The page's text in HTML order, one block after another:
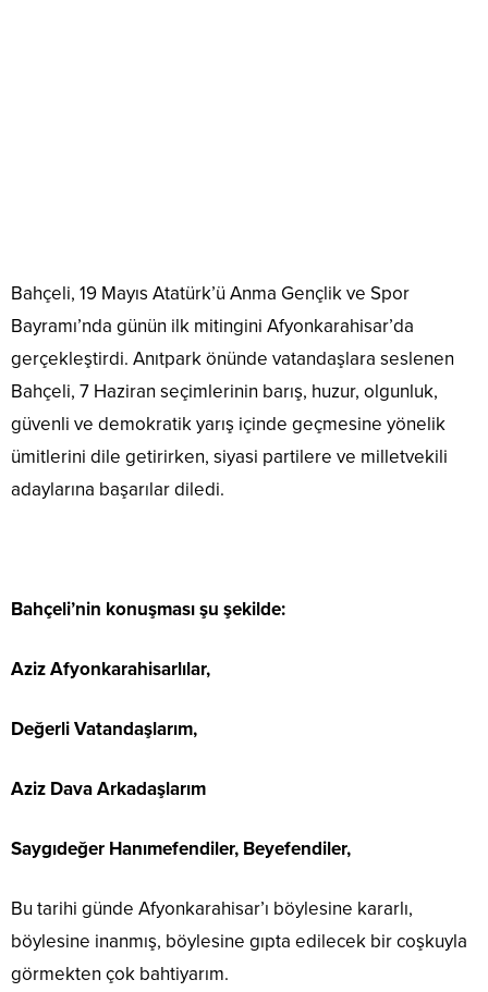
Bahçeli, 19 Mayıs Atatürk’ü Anma Gençlik ve Spor
Bayramı’nda günün ilk mitingini Afyonkarahisar’da
gerçekleştirdi. Anıtpark önünde vatandaşlara seslenen
Bahçeli, 7 Haziran seçimlerinin barış, huzur, olgunluk,
güvenli ve demokratik yarış içinde geçmesine yönelik
ümitlerini dile getirirken, siyasi partilere ve milletvekili
adaylarına başarılar diledi.
Bahçeli’nin konuşması şu şekilde:
Aziz Afyonkarahisarlılar,
Değerli Vatandaşlarım,
Aziz Dava Arkadaşlarım
Saygıdeğer Hanımefendiler, Beyefendiler,
Bu tarihi günde Afyonkarahisar’ı böylesine kararlı,
böylesine inanmış, böylesine gıpta edilecek bir coşkuyla
görmekten çok bahtiyarım.